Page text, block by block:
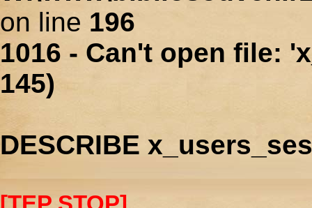
on line 196
1016 - Can't open file:
145)
DESCRIBE